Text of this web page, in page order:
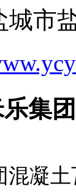
城市
集
混凝